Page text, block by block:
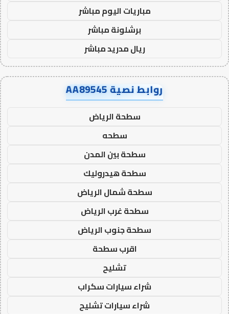
مباريات اليوم مباشر
برشلونة مباشر
ريال مدريد مباشر
روابط نصية AA89545
سطحة الرياض
سطحه
سطحة بين المدن
سطحة هيدروليك
سطحة شمال الرياض
سطحة غرب الرياض
سطحة جنوب الرياض
اقرب سطحة
تشليح
شراء سيارات سكراب
شراء سيارات تشليح